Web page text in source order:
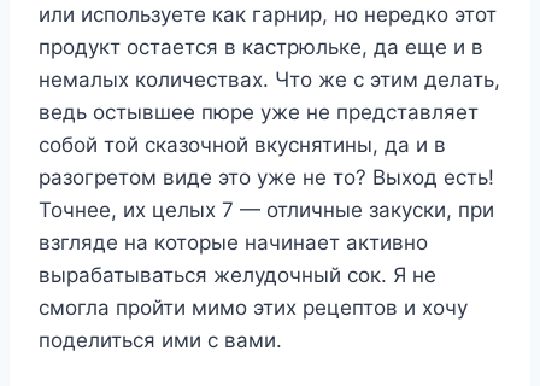
или используете как гарнир, но нередко этот
продукт остается в кастрюльке, да еще и в
немалых количествах. Что же с этим делать,
ведь остывшее пюре уже не представляет
собой той сказочной вкуснятины, да и в
разогретом виде это уже не то? Выход есть!
Точнее, их целых 7 — отличные закуски, при
взгляде на которые начинает активно
вырабатываться желудочный сок. Я не
смогла пройти мимо этих рецептов и хочу
поделиться ими с вами.